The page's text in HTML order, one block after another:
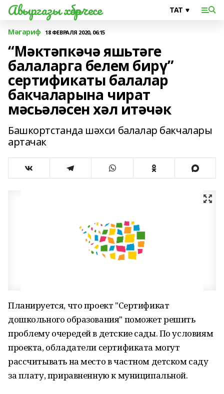
Авыргазы хәбәрчесе
Мәгариф 18 ФЕВРАЛЯ 2020, 06:15
“Мәктәпкәчә яшьтәге
балаларга белем бирү”
сертификаты балалар
бакчаларына чират
мәсьәләсен хәл итәчәк
Башкортстанда шәхси балалар бакчалары
артачак
Планируется, что проект "Сертификат
дошкольного образования" поможет решить
проблему очередей в детские сады. По условиям
проекта, обладатели сертификата могут
рассчитывать на место в частном детском саду
за плату, приравненную к муниципальной.